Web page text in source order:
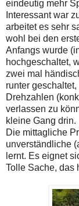
eindeutig mehr
Interessant war
arbeitet es sehr
wohl bei den
Anfangs wurde
hochgeschaltet,
zwei mal
runter
Drehzahlen
verlassen zu
kleine Gang drin.
Die mittagliche
unverständliche
lernt. Es eignet
Tolle Sache, das